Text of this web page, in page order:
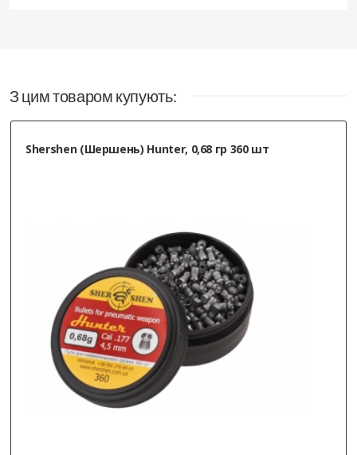
З цим товаром купують:
Shershen (Шершень) Hunter, 0,68 гр 360 шт